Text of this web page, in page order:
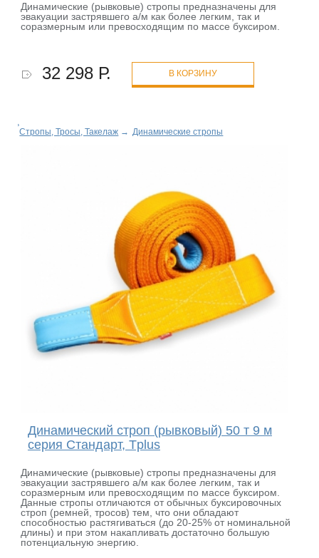
Динамические (рывковые) стропы предназначены для
эвакуации застрявшего а/м как более легким, так и
соразмерным или превосходящим по массе буксиром.
32 298 Р. В КОРЗИНУ
Стропы, Тросы, Такелаж → Динамические стропы
Динамический строп (рывковый) 50 т 9 м
серия Стандарт, Tplus
Динамические (рывковые) стропы предназначены для
эвакуации застрявшего а/м как более легким, так и
соразмерным или превосходящим по массе буксиром.
Данные стропы отличаются от обычных буксировочных
строп (ремней, тросов) тем, что они обладают
способностью растягиваться (до 20-25% от номинальной
длины) и при этом накапливать достаточно большую
потенциальную энергию.